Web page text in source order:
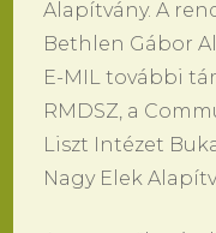
Alapítvány. A
Bethlen Gábor
E-MIL további
RMDSZ, a
Liszt Intézet
Nagy Elek